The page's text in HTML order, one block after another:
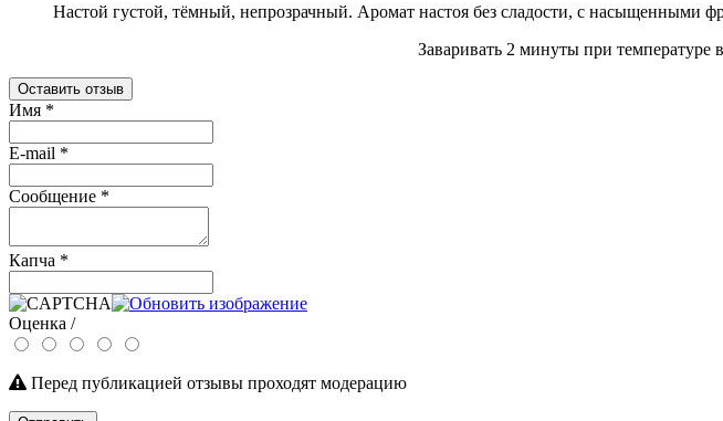
Настой густой, тёмный, непрозрачный. Аромат настоя без сладости, с насыщенными
Заваривать 2 минуты при температуре
Оставить отзыв
Имя *
E-mail *
Сообщение *
Капча *
Оценка /
Перед публикацией отзывы проходят модерацию